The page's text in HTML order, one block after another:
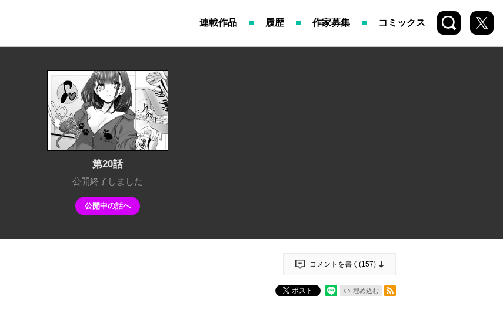
連載作品 履歴 作家募集 コミックス
検索 X
第20話
公開終了しました
公開中の話へ
コメントを書く(157)
ポスト 埋め込む